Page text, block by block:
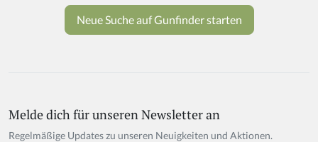
If
y
Melde dich für unseren Newsletter an
Regelmäßige Updates zu unseren Neuigkeiten und Aktionen.